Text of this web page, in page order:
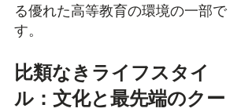
る優れた高等教育の環境の一部で
す。
比類なきライフスタイ
ル：文化と最先端のクー